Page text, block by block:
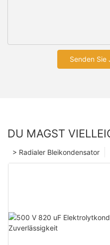
Senden
DU MAGST
> Radialer Bleikondensator